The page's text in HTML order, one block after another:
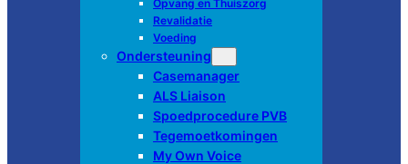
Opvang en Thuiszorg
Revalidatie
Voeding
Ondersteuning
Casemanager
ALS Liaison
Spoedprocedure PVB
Tegemoetkomingen
My Own Voice